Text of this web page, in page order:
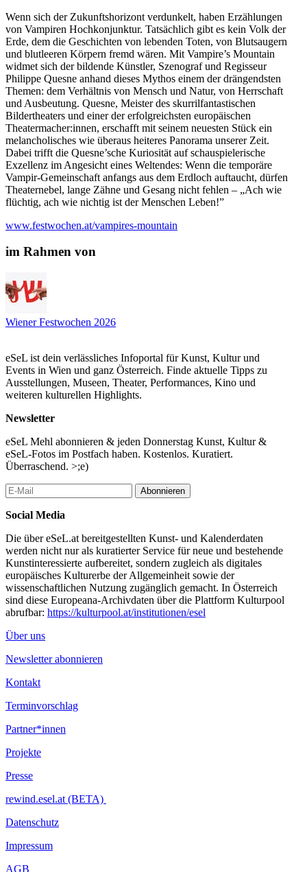
Wenn sich der Zukunfts­horizont verdunkelt, haben Erzählungen
von Vampiren Hochkon­junktur. Tatsächlich gibt es kein Volk der
Erde, dem die Geschichten von le­benden Toten, von Blutsaugern
und blutleeren Körpern fremd wären. Mit Vampire’s Mountain
widmet sich der bildende Künstler, Szenograf und Re­gisseur
Philippe Quesne anhand dieses Mythos einem der drängendsten
The­men: dem Verhältnis von Mensch und Natur, von Herrschaft
und Ausbeutung. Quesne, Meister des skurril­fantasti­schen
Bildertheaters und einer der er­folgreichsten europäischen
Theaterma­cher:innen, erschafft mit seinem neuesten Stück ein
melancholisches wie überaus heiteres Panorama unserer Zeit.
Dabei trifft die Quesne’sche Kuriosität auf schauspielerische
Exzellenz im An­gesicht eines Weltendes: Wenn die temporäre
Vampir­-Gemeinschaft an­fangs aus dem Erdloch auftaucht, dürfen
Theaternebel, lange Zähne und Gesang nicht fehlen – „Ach wie
flüchtig, ach wie nichtig ist der Menschen Leben!”
www.festwochen.at/vampires-mountain
im Rahmen von
Wiener Festwochen 2026
eSeL ist dein verlässliches Infoportal für Kunst, Kultur und
Events in Wien und ganz Österreich. Finde aktuelle Tipps zu
Ausstellungen, Museen, Theater, Performances, Kino und
weiteren kulturellen Highlights.
Newsletter
eSeL Mehl abonnieren & jeden Donnerstag Kunst, Kultur &
eSeL-Fotos im Postfach haben. Kostenlos. Kuratiert.
Überraschend. >;e)
Abonnieren
Social Media
Die über eSeL.at bereitgestellten Kunst- und Kalenderdaten
werden nicht nur als kuratierter Service für neue und bestehende
Kunstinteressierte aufbereitet, sondern zugleich als digitales
europäisches Kulturerbe der Allgemeinheit sowie der
wissenschaftlichen Nutzung zugänglich gemacht. In Österreich
sind diese Europeana-Archivdaten über die Plattform Kulturpool
abrufbar: https://kulturpool.at/institutionen/esel
Über uns
Newsletter abonnieren
Kontakt
Terminvorschlag
Partner*innen
Projekte
Presse
rewind.esel.at (BETA)
Datenschutz
Impressum
AGB